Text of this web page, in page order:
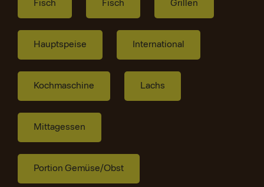
Fisch Fisch Grillen
Hauptspeise International
Kochmaschine Lachs
Mittagessen
Portion Gemüse/Obst